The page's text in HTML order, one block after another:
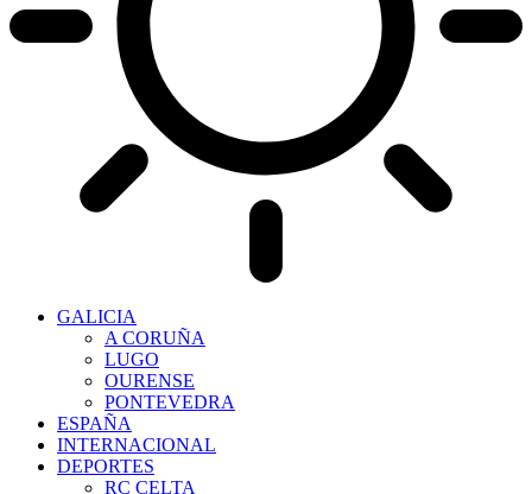
GALICIA
A CORUÑA
LUGO
OURENSE
PONTEVEDRA
ESPAÑA
INTERNACIONAL
DEPORTES
RC CELTA